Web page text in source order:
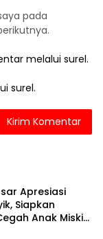
pada
melalui surel.
surel.
Apresiasi
Siapkan
Anak Miskin